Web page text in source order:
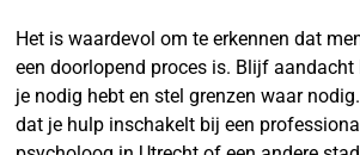
Het is waardevol om te erkennen dat
een doorlopend proces is. Blijf
je nodig hebt en stel grenzen waar
dat je hulp inschakelt bij een